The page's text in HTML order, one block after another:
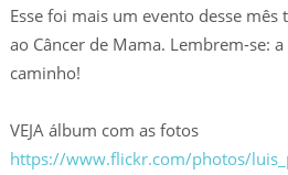
Esse foi mais um evento desse mês
ao Câncer de Mama. Lembrem-se:
caminho!
VEJA álbum com as fotos
https://www.flickr.com/photos/